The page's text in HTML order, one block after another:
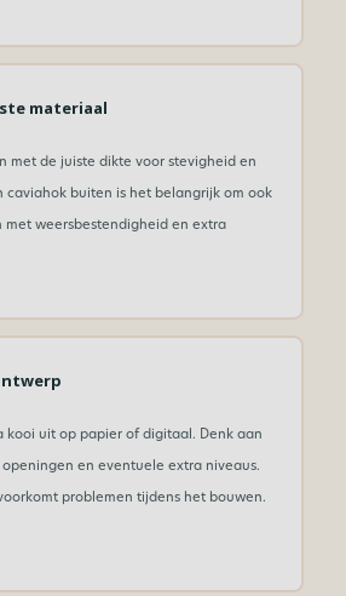
materiaal
met de juiste dikte voor stevigheid en
caviahok buiten is het belangrijk om ook
met weersbestendigheid en extra
kooi uit op papier of digitaal. Denk aan
en eventuele extra niveaus.
problemen tijdens het bouwen.